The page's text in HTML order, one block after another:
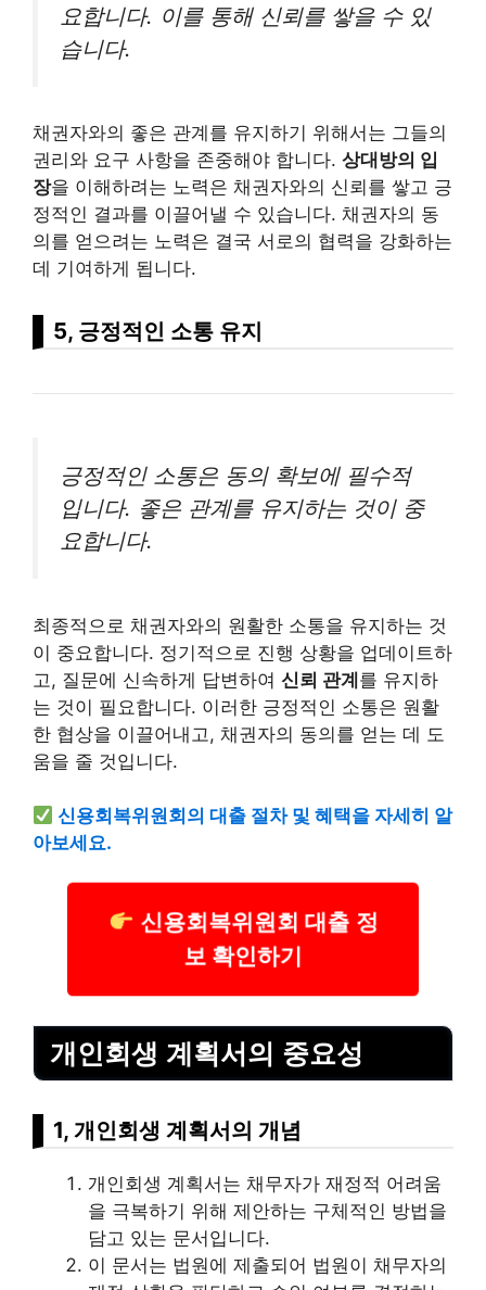
요합니다. 이를 통해 신뢰를 쌓을 수 있
습니다.
채권자와의 좋은 관계를 유지하기 위해서는 그들의
권리와 요구 사항을 존중해야 합니다. 상대방의 입
장을 이해하려는 노력은 채권자와의 신뢰를 쌓고 긍
정적인 결과를 이끌어낼 수 있습니다. 채권자의 동
의를 얻으려는 노력은 결국 서로의 협력을 강화하는
데 기여하게 됩니다.
5, 긍정적인 소통 유지
긍정적인 소통은 동의 확보에 필수적
입니다. 좋은 관계를 유지하는 것이 중
요합니다.
최종적으로 채권자와의 원활한 소통을 유지하는 것
이 중요합니다. 정기적으로 진행 상황을 업데이트하
고, 질문에 신속하게 답변하여 신뢰 관계를 유지하
는 것이 필요합니다. 이러한 긍정적인 소통은 원활
한 협상을 이끌어내고, 채권자의 동의를 얻는 데 도
움을 줄 것입니다.
신용회복위원회의대출 절차 및 혜택을 자세히 알
아보세요.
신용회복위원회 대출 정
보 확인하기
개인회생 계획서의 중요성
1, 개인회생 계획서의 개념
개인회생 계획서는 채무자가 재정적 어려움
을 극복하기 위해 제안하는 구체적인 방법을
담고 있는 문서입니다.
이 문서는 법원에 제출되어 법원이 채무자의